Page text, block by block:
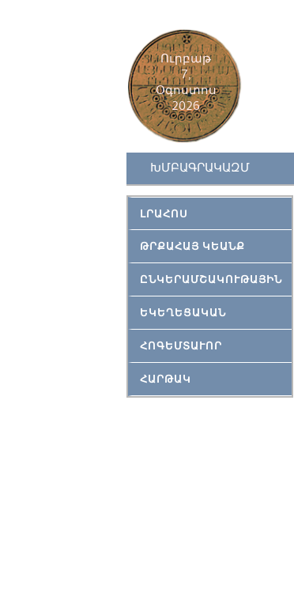
Ուրբաթ
7,
Օգոստոս
2026
ԽՄԲԱԳՐԱԿԱԶՄ
ԼՐԱՀՈՍ
ԹՐՔԱՀԱՅ ԿԵԱՆՔ
ԸՆԿԵՐԱՄՇԱԿՈՒԹԱՅԻՆ
ԵԿԵՂԵՑԱԿԱՆ
ՀՈԳԵՄՏԱՒՈՐ
ՀԱՐԹԱԿ